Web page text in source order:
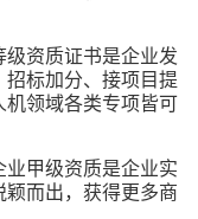
资质证书是企业发
标加分、接项目提
机领域各类专项皆可
甲级资质是企业实
而出，获得更多商